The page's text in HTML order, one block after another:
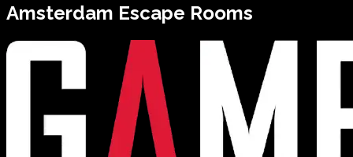
Amsterdam Escape Rooms